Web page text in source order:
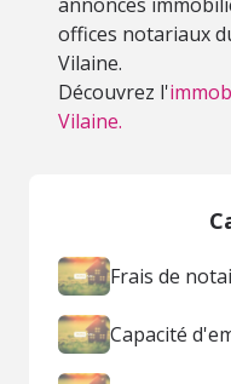
offices notariaux
Vilaine.
Découvrez l'
Vilaine.
Frais de
Capacité